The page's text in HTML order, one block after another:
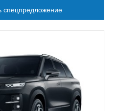
спецпредложение